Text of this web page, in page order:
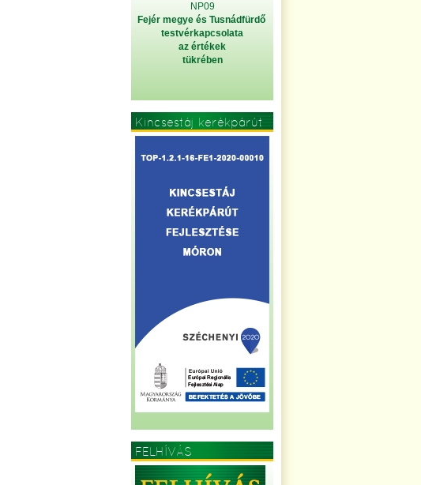
NP09
Fejér megye és Tusnádfürdő
testvérkapcsolata
az értékek
tükrében
Kincsestáj kerékpárút
FELHÍVÁS